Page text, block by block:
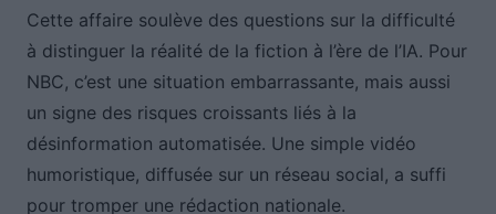
Cette affaire soulève des questions sur la difficulté
à distinguer la réalité de la fiction à l’ère de l’IA. Pour
NBC, c’est une situation embarrassante, mais aussi
un signe des risques croissants liés à la
désinformation automatisée. Une simple vidéo
humoristique, diffusée sur un réseau social, a suffi
pour tromper une rédaction nationale.